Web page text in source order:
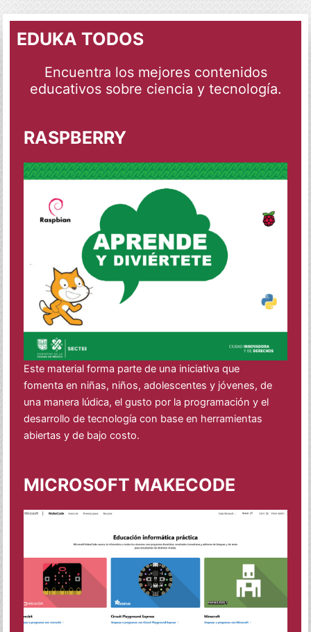
EDUKA TODOS
Encuentra los mejores contenidos
educativos sobre ciencia y tecnología.
RASPBERRY
Este material forma parte de una iniciativa que
fomenta en niñas, niños, adolescentes y jóvenes, de
una manera lúdica, el gusto por la programación y el
desarrollo de tecnología con base en herramientas
abiertas y de bajo costo.
MICROSOFT MAKECODE